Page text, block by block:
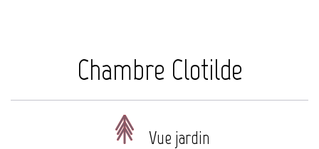
Chambre Clotilde
Vue jardin